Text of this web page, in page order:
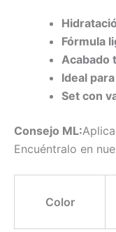
Fórmula
Acabado
Ideal
Set con
Consejo ML:
Encuéntralo en
Color